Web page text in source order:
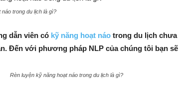
trong du lịch là gì?
dẫn viên có kỹ năng hoạt náo trong du lịch chưa
Đến với phương pháp NLP của chúng tôi bạn
Rèn luyện kỹ năng hoạt náo trong du lịch là gì?